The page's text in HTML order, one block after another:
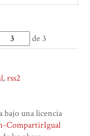
de 3
,rss2
bajo una licencia
CompartirIgual